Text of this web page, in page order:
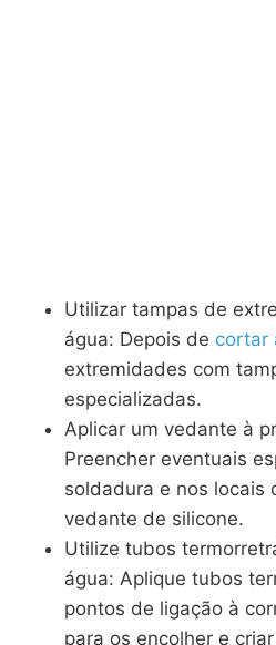
Utilizar tampas de
água: Depois de cortar
extremidades com
especializadas.
Aplicar um vedante à
Preencher eventuais
soldadura e nos locais
vedante de silicone.
Utilize tubos
água: Aplique tubos
pontos de ligação à
para os encolher e